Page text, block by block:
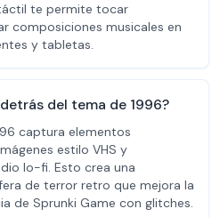
te permite tocar
composiciones musicales en
y tabletas.
del tema de 1996?
captura elementos
estilo VHS y
lo-fi. Esto crea una
de terror retro que mejora la
de Sprunki Game con glitches.